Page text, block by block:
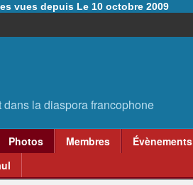
vues depuis Le 10 octobre 2009
Photos Membres Évènements